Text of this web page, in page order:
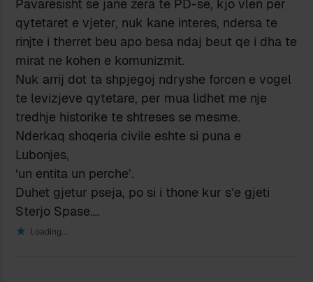
Pavaresisht se jane zera te PD-se, kjo vlen per
qytetaret e vjeter, nuk kane interes, ndersa te
rinjte i therret beu apo besa ndaj beut qe i dha te
mirat ne kohen e komunizmit.
Nuk arrij dot ta shpjegoj ndryshe forcen e vogel
te levizjeve qytetare, per mua lidhet me nje
tredhje historike te shtreses se mesme.
Nderkaq shoqeria civile eshte si puna e
Lubonjes,
‘un entita un perche’.
Duhet gjetur pseja, po si i thone kur s’e gjeti
Sterjo Spase….
Loading...